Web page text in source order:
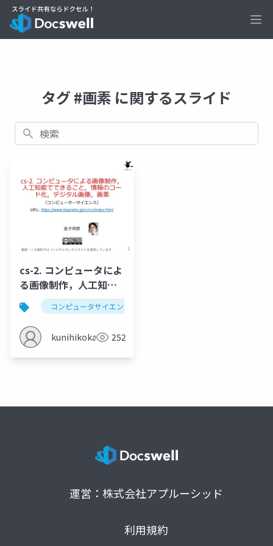
タグ #画素 に関するスライド
検索
cs-2. コンピュータによ
る画像制作，人工知能
でできること，情報の
コード化，デジタル画
像，画素
コンピュータサイエンス
kunihikokaneko252
運営：株式会社アプルーシッド
利用規約